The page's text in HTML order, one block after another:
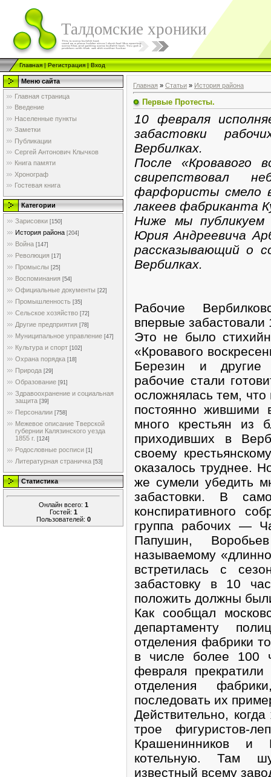
Талдомские хроники
Главная|Регистрация|Вход
Меню сайта
Главная страница
Введение
Населенные пункты
Заметки
Публикации
Сергей Антонович Клычков
Книга памяти
Хронограф
Гостевая книга
Категории
Зарисовки [150]
История района [204]
Война [147]
Революция [17]
Промыслы [25]
Воспоминания [54]
Официальные документы [22]
Промышленность [35]
Сельское хозяйство [72]
Другие предприятия [78]
Муниципальное управление [47]
Культура и спорт [102]
Охрана порядка [18]
Природа [29]
Образование [91]
Здравоохранение и социальная
защита [39]
Персоналии [758]
Межевое описание Тверской
губернии Калязинского уезда
1855 г. [124]
Родословные росписи [1]
Литературная страничка [53]
Статистика
Онлайн всего: 1
Гостей: 1
Пользователей: 0
Главная » Статьи » История района
Первые Протесты.
10 февраля
забастовки
Вербилках.
После «Кровавого
свирепствовал
фарфористы смело
лакеев фабриканта
Ниже мы публикуем
Юрия Андреевича
рассказывающий о
Вербилках.
Рабочие
впервые
Это не было
«Кровавого
Березин и другие
рабочие стали
осложнялась тем,
постоянно жившими
много крестьян из
приходивших в
своему
оказалось труднее.
же сумели убедить
забастовки. В
конспиративного
группа рабочих —
Папушин,
называемому
встретилась с
забастовку в 10
положить должны
Как сообщал
департаменту
отделения фабрики
в числе более 100
февраля
отделения
последовать их
Действительно,
трое фигуристов-
Крашенинников и
котельную. Там
известный всему